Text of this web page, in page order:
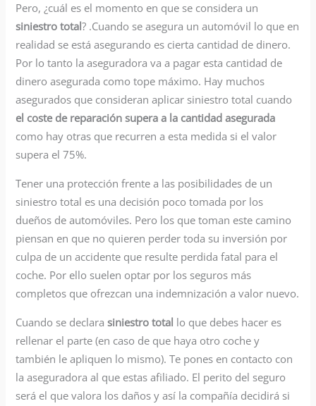
Pero, ¿cuál es el momento en que se considera un
siniestro total? .Cuando se asegura un automóvil lo que en
realidad se está asegurando es cierta cantidad de dinero.
Por lo tanto la aseguradora va a pagar esta cantidad de
dinero asegurada como tope máximo. Hay muchos
asegurados que consideran aplicar siniestro total cuando
el coste de reparación supera a la cantidad asegurada
como hay otras que recurren a esta medida si el valor
supera el 75%.
Tener una protección frente a las posibilidades de un
siniestro total es una decisión poco tomada por los
dueños de automóviles. Pero los que toman este camino
piensan en que no quieren perder toda su inversión por
culpa de un accidente que resulte perdida fatal para el
coche. Por ello suelen optar por los seguros más
completos que ofrezcan una indemnización a valor nuevo.
Cuando se declarasiniestro total lo que debes hacer es
rellenar el parte (en caso de que haya otro coche y
también le apliquen lo mismo). Te pones en contacto con
la aseguradora al que estas afiliado. El perito del seguro
será el que valora los daños y así la compañía decidirá si